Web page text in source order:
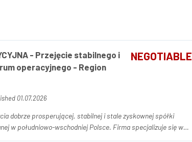
NEGOTIABLE
- Przejęcie stabilnego i
operacyjnego - Region
01.07.2026
dobrze prosperującej, stabilnej i stale zyskownej spółki
w południowo-wschodniej Polsce. Firma specjalizuje się w